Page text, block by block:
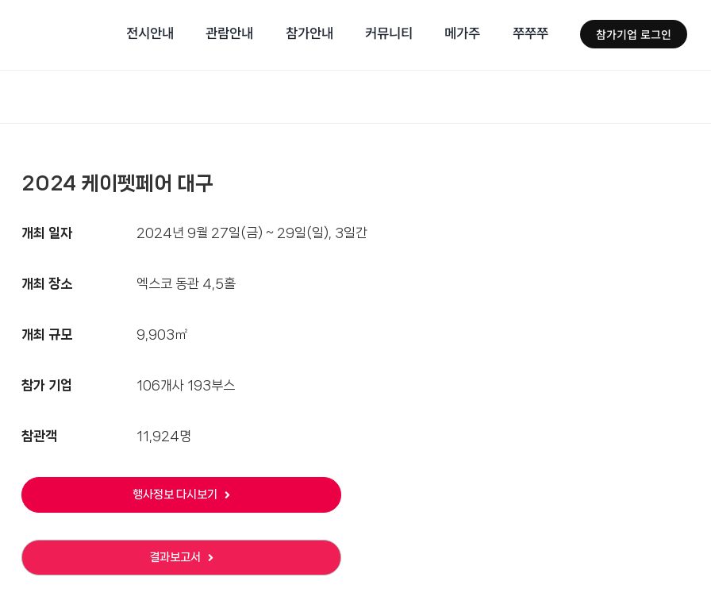
전시안내 관람안내 참가안내 커뮤니티 메가주 쭈쭈쭈 참가기업 로그인
2024 케이펫페어 대구
개최 일자 2024년 9월 27일(금) ~ 29일(일), 3일간
개최 장소 엑스코 동관 4,5홀
개최 규모 9,903㎡
참가 기업 106개사 193부스
참관객 11,924명
행사정보 다시보기
결과보고서